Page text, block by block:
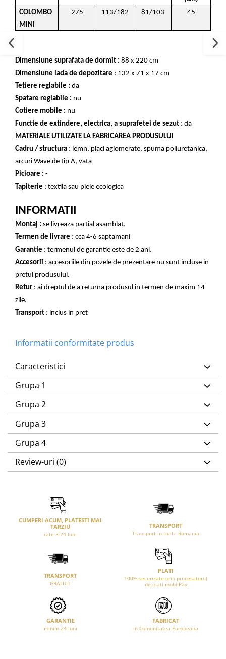
COLOMBO
MINI
275 113/182 81/103 45
Dimensiune suprafata de dormit : 88 x 220 cm
Dimensiune lada de depozitare : 132 x 71 x 17 cm
Tetiere reglabile : da
Spatare reglabile : nu
Cotiere mobile : nu
Functie de extindere, electrica, a suprafetei de sezut : da
MATERIALE UTILIZATE LA FABRICAREA PRODUSULUI
Cadru / structura : lemn, placi aglomerate, spuma poliuretanica,
arcuri Wave de tip A, vata
Picioare : -
Tapiterie : textila sau piele ecologica
INFORMATII
Montaj : se livreaza partial asamblat.
Termen de livrare : cca 4-6 saptamani
Garantie : termenul de garantie este de 2 ani.
Accesorii : accesoriile din pozele de prezentare nu sunt incluse in
pretul produsului.
Retur : ai dreptul de a returna produsul in termen de maxim 14
zile.
Transport : inclus in pret
Informatii conformitate produs
Caracteristici
Grupa 1
Grupa 2
Grupa 3
Grupa 4
Review-uri (0)
CUMPERI ACUM, PLATESTI MAI
TARZIU
rate 3-24 luni
TRANSPORT
Transport in toata Romania
TRANSPORT
GRATUIT
PLATI
100% securizate prin procesatorul
de plati mobilPay
GARANTIE
minim 24 luni
FABRICAT
in Comunitatea Europeana